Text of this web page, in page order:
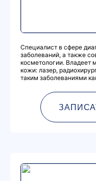
Специалист в сфере
заболеваний, а также
косметологии. Владеет
кожи: лазер,
таким заболеваниями